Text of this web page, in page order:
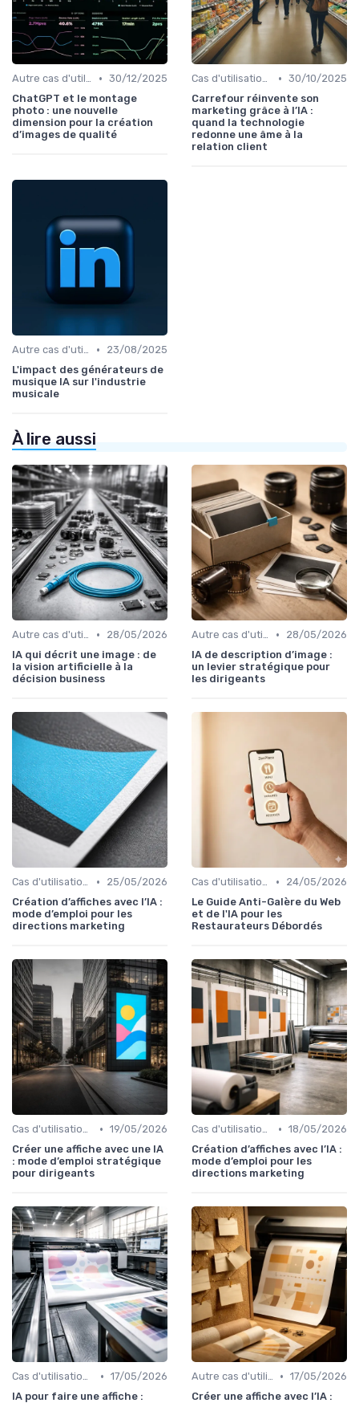
Autre cas d'utilisation • 30/12/2025
ChatGPT et le montage
photo : une nouvelle
dimension pour la création
d’images de qualité
Cas d'utilisation IA relation client • 30/10/2025
Carrefour réinvente son
marketing grâce à l’IA :
quand la technologie
redonne une âme à la
relation client
Autre cas d'utilisation •
23/08/2025
L'impact des générateurs de
musique IA sur l'industrie
musicale
À lire aussi
Autre cas d'utilisation •
28/05/2026
IA qui décrit une image : de
la vision artificielle à la
décision business
Autre cas d'utilisation •
28/05/2026
IA de description d’image :
un levier stratégique pour
les dirigeants
Cas d'utilisation IA Marketing •
25/05/2026
Création d’affiches avec l’IA :
mode d’emploi pour les
directions marketing
Cas d'utilisation IA Business •
24/05/2026
Le Guide Anti-Galère du Web
et de l'IA pour les
Restaurateurs Débordés
Cas d'utilisation IA Marketing • 19/05/2026
Créer une affiche avec une IA
: mode d’emploi stratégique
pour dirigeants
Cas d'utilisation IA Marketing • 18/05/2026
Création d’affiches avec l’IA :
mode d’emploi pour les
directions marketing
Cas d'utilisation IA Marketing • 17/05/2026
IA pour faire une affiche :
Autre cas d'utilisation • 17/05/2026
Créer une affiche avec l’IA :